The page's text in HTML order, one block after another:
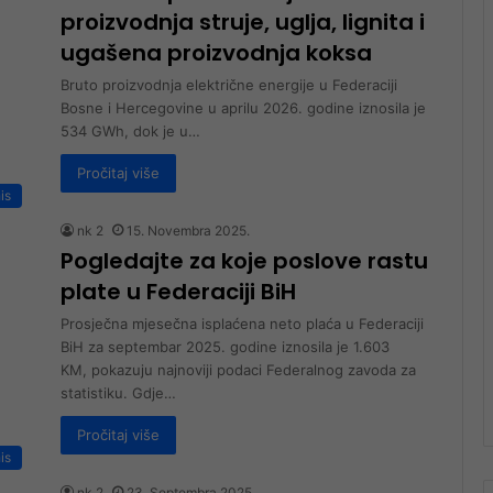
proizvodnja struje, uglja, lignita i
ugašena proizvodnja koksa
Bruto proizvodnja električne energije u Federaciji
Bosne i Hercegovine u aprilu 2026. godine iznosila je
534 GWh, dok je u…
Pročitaj više
nk 2 15. Novembra 2025.
Pogledajte za koje poslove rastu
plate u Federaciji BiH
Prosječna mjesečna isplaćena neto plaća u Federaciji
BiH za septembar 2025. godine iznosila je 1.603
KM, pokazuju najnoviji podaci Federalnog zavoda za
statistiku. Gdje…
Pročitaj više